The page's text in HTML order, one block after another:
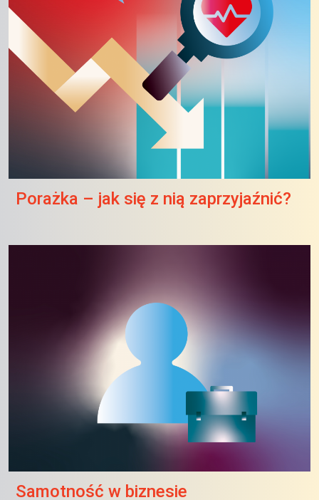
Porażka – jak się z nią zaprzyjaźnić?
Samotność w biznesie